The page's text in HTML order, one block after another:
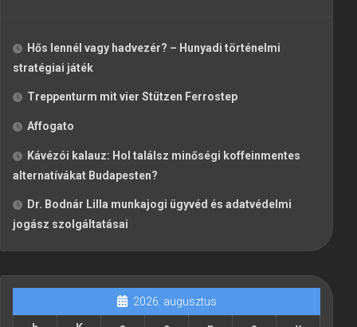
Hős lennél vagy hadvezér? – Hunyadi történelmi
stratégiai játék
Treppenturm mit vier Stützen Ferrostep
Affogato
Kávézói kalauz: Hol találsz minőségi koffeinmentes
alternatívákat Budapesten?
Dr. Bodnár Lilla munkajogi ügyvéd és adatvédelmi
jogász szolgáltatásai
2026. augusztus